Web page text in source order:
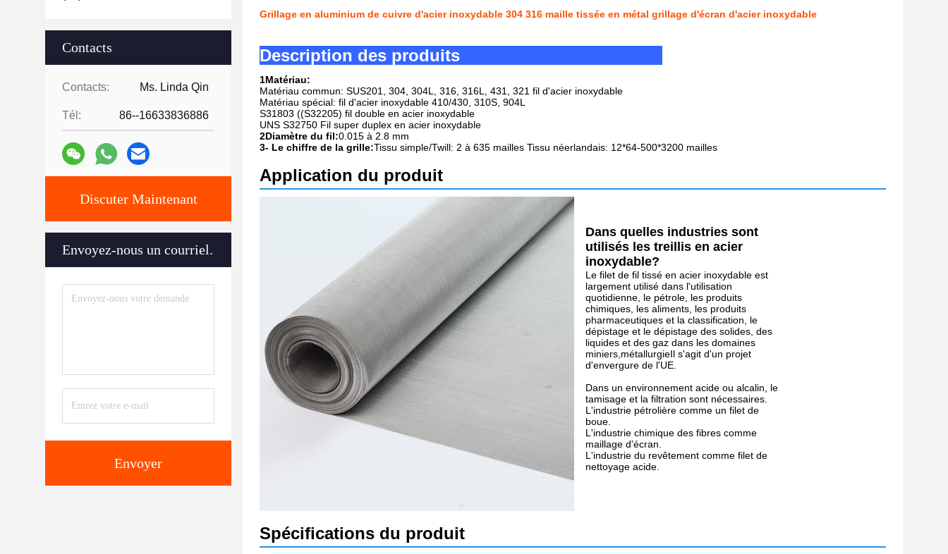
Contacts
Contacts: Ms. Linda Qin
Tél: 86--16633836886
Discuter Maintenant
Envoyez-nous un courriel.
Envoyer
Grillage en aluminium de cuivre d'acier inoxydable 304 316 maille tissée en métal grillage d'écran d'acier inoxydable
Description des produits
1Matériau:
Matériau commun: SUS201, 304, 304L, 316, 316L, 431, 321 fil d'acier inoxydable
Matériau spécial: fil d'acier inoxydable 410/430, 310S, 904L
S31803 ((S32205) fil double en acier inoxydable
UNS S32750 Fil super duplex en acier inoxydable
2Diamètre du fil:0.015 à 2.8 mm
3- Le chiffre de la grille:Tissu simple/Twill: 2 à 635 mailles Tissu néerlandais: 12*64-500*3200 mailles
Application du produit
Dans quelles industries sont
utilisés les treillis en acier
inoxydable?
Le filet de fil tissé en acier inoxydable est
largement utilisé dans l'utilisation
quotidienne, le pétrole, les produits
chimiques, les aliments, les produits
pharmaceutiques et la classification, le
dépistage et le dépistage des solides, des
liquides et des gaz dans les domaines
miniers,métallurgieIl s'agit d'un projet
d'envergure de l'UE.
Dans un environnement acide ou alcalin, le
tamisage et la filtration sont nécessaires.
L'industrie pétrolière comme un filet de
boue.
L'industrie chimique des fibres comme
maillage d'écran.
L'industrie du revêtement comme filet de
nettoyage acide.
Spécifications du produit